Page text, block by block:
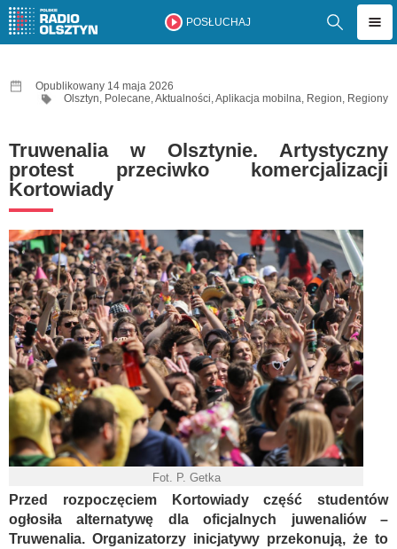
POSŁUCHAJ
Opublikowany 14 maja 2026
Olsztyn, Polecane,Aktualności,Aplikacja mobilna, Region, Regiony
Truwenalia w Olsztynie. Artystyczny
protest przeciwko komercjalizacji
Kortowiady
Fot. P. Getka
Przed rozpoczęciem Kortowiady część studentów
ogłosiła alternatywę dla oficjalnych juwenaliów –
Truwenalia. Organizatorzy inicjatywy przekonują, że to